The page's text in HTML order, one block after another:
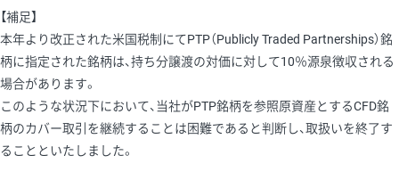
【補足】
本年より改正された米国税制にてPTP（Publicly Traded Partnerships）銘
柄に指定された銘柄は、持ち分譲渡の対価に対して10％源泉徴収される
場合があります。
このような状況下において、当社がPTP銘柄を参照原資産とするCFD銘
柄のカバー取引を継続することは困難であると判断し、取扱いを終了す
ることといたしました。